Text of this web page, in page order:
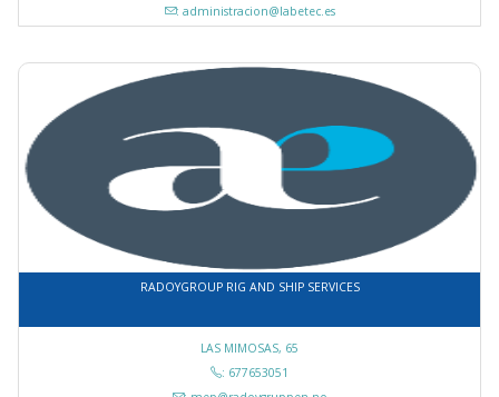
: administracion@labetec.es
RADOYGROUP RIG AND SHIP SERVICES
LAS MIMOSAS, 65
: 677653051